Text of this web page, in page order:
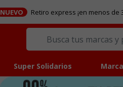
NUEVO Retiro express ¡en menos
Super Solidarios